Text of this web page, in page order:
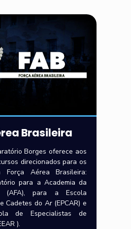
Brasileira
Borges oferece aos
direcionados para os
Força Aérea Brasileira:
para a Academia da
(AFA), para a Escola
Cadetes do Ar (EPCAR) e
de Especialistas de
).